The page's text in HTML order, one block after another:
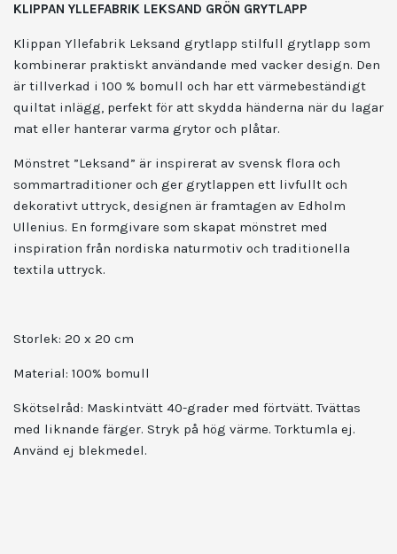
KLIPPAN YLLEFABRIK LEKSAND GRÖN GRYTLAPP
Klippan Yllefabrik Leksand grytlapp stilfull grytlapp som
kombinerar praktiskt användande med vacker design. Den
är tillverkad i 100 % bomull och har ett värmebeständigt
quiltat inlägg, perfekt för att skydda händerna när du lagar
mat eller hanterar varma grytor och plåtar.
Mönstret ”Leksand” är inspirerat av svensk flora och
sommartraditioner och ger grytlappen ett livfullt och
dekorativt uttryck, designen är framtagen av Edholm
Ullenius. En formgivare som skapat mönstret med
inspiration från nordiska naturmotiv och traditionella
textila uttryck.
Storlek: 20 x 20 cm
Material: 100% bomull
Skötselråd: Maskintvätt 40-grader med förtvätt. Tvättas
med liknande färger. Stryk på hög värme. Torktumla ej.
Använd ej blekmedel.